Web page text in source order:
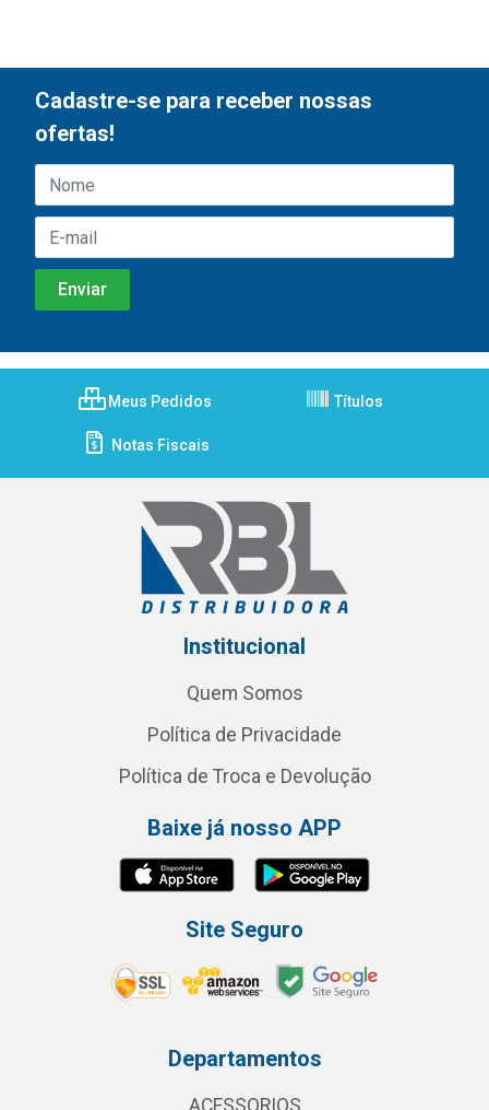
Cadastre-se para receber nossas
ofertas!
Meus Pedidos Títulos
Notas Fiscais
Institucional
Quem Somos
Política de Privacidade
Política de Troca e Devolução
Baixe já nosso APP
Site Seguro
Departamentos